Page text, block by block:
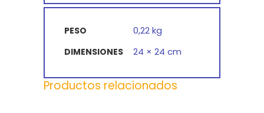
PESO 0,22 kg
DIMENSIONES 24 × 24 cm
Productos relacionados